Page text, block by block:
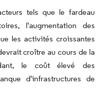
tels que le fardeau
l'augmentation des
les activités croissantes
croître au cours de la
le coût élevé des
d'infrastructures de